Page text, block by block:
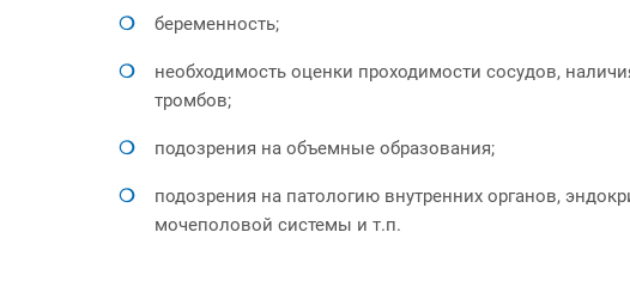
беременность;
необходимость оценки проходимости сосудов,
тромбов;
подозрения на объемные образования;
подозрения на патологию внутренних органов,
мочеполовой системы и т.п.